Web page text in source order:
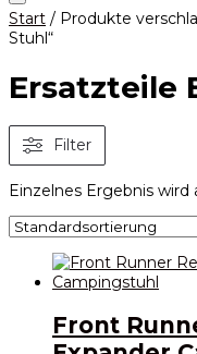
Start / Produkte
Stuhl“
Ersatzteile
Filter
Einzelnes Ergebnis
Front